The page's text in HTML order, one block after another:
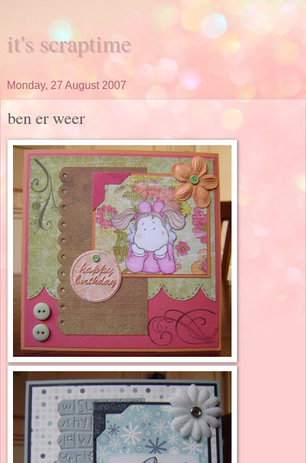
it's scraptime
Monday, 27 August 2007
ben er weer